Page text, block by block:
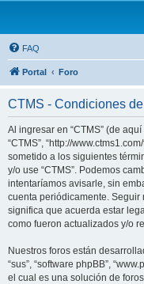
FAQ
Portal Foro
CTMS - Condiciones
Al ingresar en “CTMS” (de aquí
“CTMS”, “http://
sometido a los siguientes
y/o use “CTMS”. Podemos
intentaríamos avisarle, sin
cuenta periódicamente. Seguir
significa que acuerda estar
como fueron actualizados y/o
Nuestros foros están
“sus”, “software phpBB”,
el cual es una solución de